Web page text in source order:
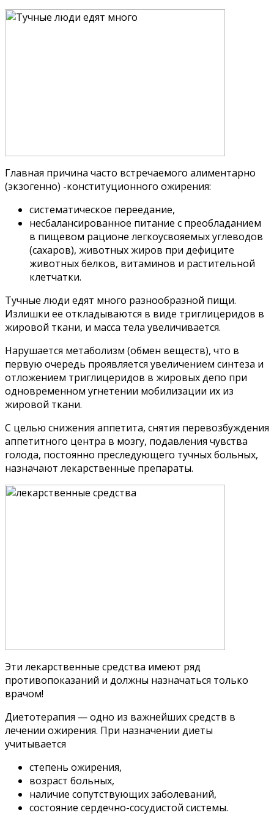
Главная причина часто встречаемого алиментарно
(экзогенно) -конституционного ожирения:
систематическое переедание,
несбалансированное питание с преобладанием
в пищевом рационе легкоусвояемых углеводов
(сахаров), животных жиров при дефиците
животных белков, витаминов и растительной
клетчатки.
Тучные люди едят много разнообразной пищи.
Излишки ее откладываются в виде триглицеридов в
жировой ткани, и масса тела увеличивается.
Нарушается метаболизм (обмен веществ), что в
первую очередь проявляется увеличением синтеза и
отложением триглицеридов в жировых депо при
одновременном угнетении мобилизации их из
жировой ткани.
С целью снижения аппетита, снятия перевозбуждения
аппетитного центра в мозгу, подавления чувства
голода, постоянно преследующего тучных больных,
назначают лекарственные препараты.
Эти лекарственные средства имеют ряд
противопоказаний и должны назначаться только
врачом!
Диетотерапия — одно из важнейших средств в
лечении ожирения. При назначении диеты
учитывается
степень ожирения,
возраст больных,
наличие сопутствующих заболеваний,
состояние сердечно-сосудистой системы.